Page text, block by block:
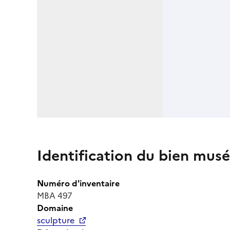
Identification du bien
Numéro d'inventaire
MBA 497
Domaine
sculpture